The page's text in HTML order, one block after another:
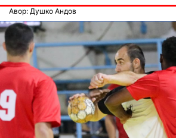
Авор: Душко Андов